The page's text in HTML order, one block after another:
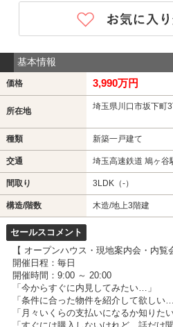
基本情報
価格 3,990万円
所在地 埼玉県川口市坂下町3
種類 新築一戸建て
交通 埼玉高速鉄道 鳩ヶ谷
間取り 3LDK（-）
構造/階数 木造/地上3階建
セールスコメント
【 オープンハウス・現地案内会・内覧
開催日程：毎日
開催時間：9:00 ～ 20:00
「今からすぐに内見してみたい…」
「条件に合った物件を紹介して欲しい…
「月々いくらの支払いになるか知りた